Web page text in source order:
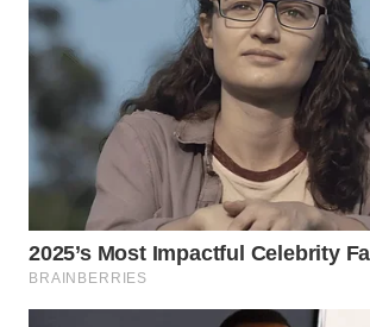
WN
SURABAYA
WN
NATUNA
WN
BINTAN
WN